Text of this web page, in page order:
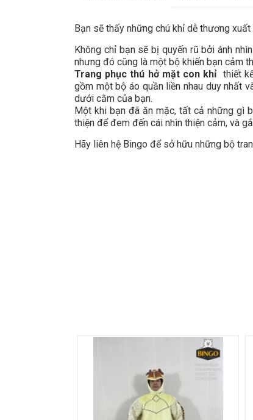
Bạn sẽ thấy những chú khỉ dễ thương
Không chỉ bạn sẽ bị quyến rũ bởi ánh
nhưng đó cũng là một bộ khiến bạn cảm
Trang phục thú hở mặt con khỉ thiết
gồm một bộ áo quần liền nhau duy nhất
dưới cằm của bạn.
Một khi bạn đã ăn mặc, tất cả những gì
thiện để đem đến cái nhìn thiện cảm, và
Hãy liên hệ Bingo để sở hữu những bộ